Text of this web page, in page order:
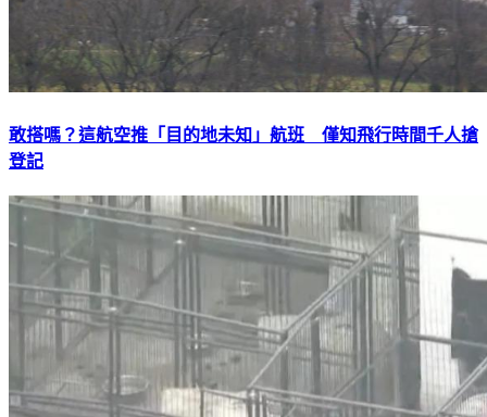
敢搭嗎？這航空推「目的地未知」航班 僅知飛行時間千人搶
登記